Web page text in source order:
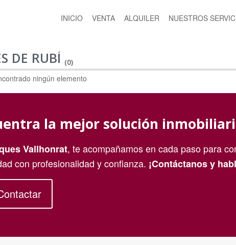
INICIO VENTA ALQUILER NUESTROS
DE RUBÍ (0)
ningún elemento
la mejor solución
Vallhonrat, te acompañamos en cada paso para
con profesionalidad y confianza. ¡Contáctanos y